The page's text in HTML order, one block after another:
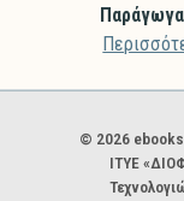
Χορηγοί και
© 2026
ΙΤΥΕ